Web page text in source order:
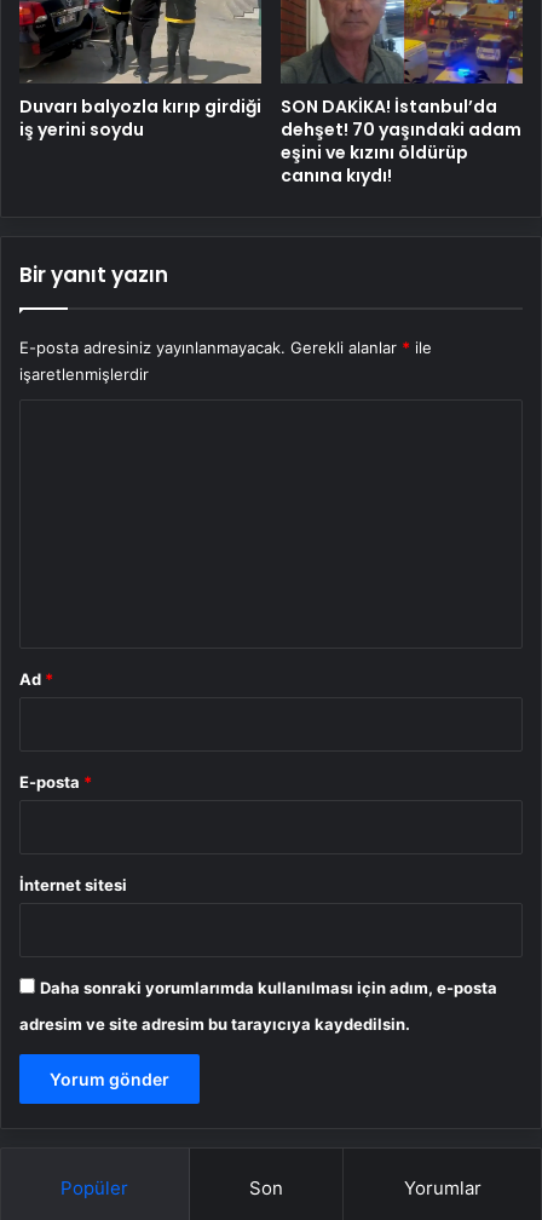
Duvarı balyozla kırıp girdiği
iş yerini soydu
SON DAKİKA! İstanbul’da
dehşet! 70 yaşındaki adam
eşini ve kızını öldürüp
canına kıydı!
Bir yanıt yazın
E-posta adresiniz yayınlanmayacak. Gerekli alanlar * ile
işaretlenmişlerdir
Ad *
E-posta *
İnternet sitesi
Daha sonraki yorumlarımda kullanılması için adım, e-posta
adresim ve site adresim bu tarayıcıya kaydedilsin.
Popüler Son Yorumlar